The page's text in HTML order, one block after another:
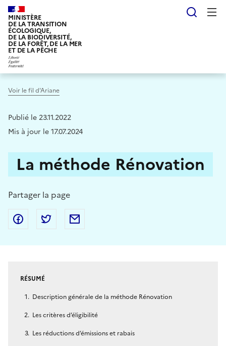
Aller
au
contenu
principal
MINISTÈRE
DE LA TRANSITION
ÉCOLOGIQUE,
DE LA BIODIVERSITÉ,
DE LA FORÊT, DE LA MER
ET DE LA PÊCHE
Voir le fil d'Ariane
Publié le 23.11.2022
Mis à jour le 17.07.2024
La méthode Rénovation
Partager la page
Partager sur Facebook
Partager sur Twitter
RÉSUMÉ
Description générale de la méthode Rénovation
Les critères d’éligibilité
Les réductions d’émissions et rabais